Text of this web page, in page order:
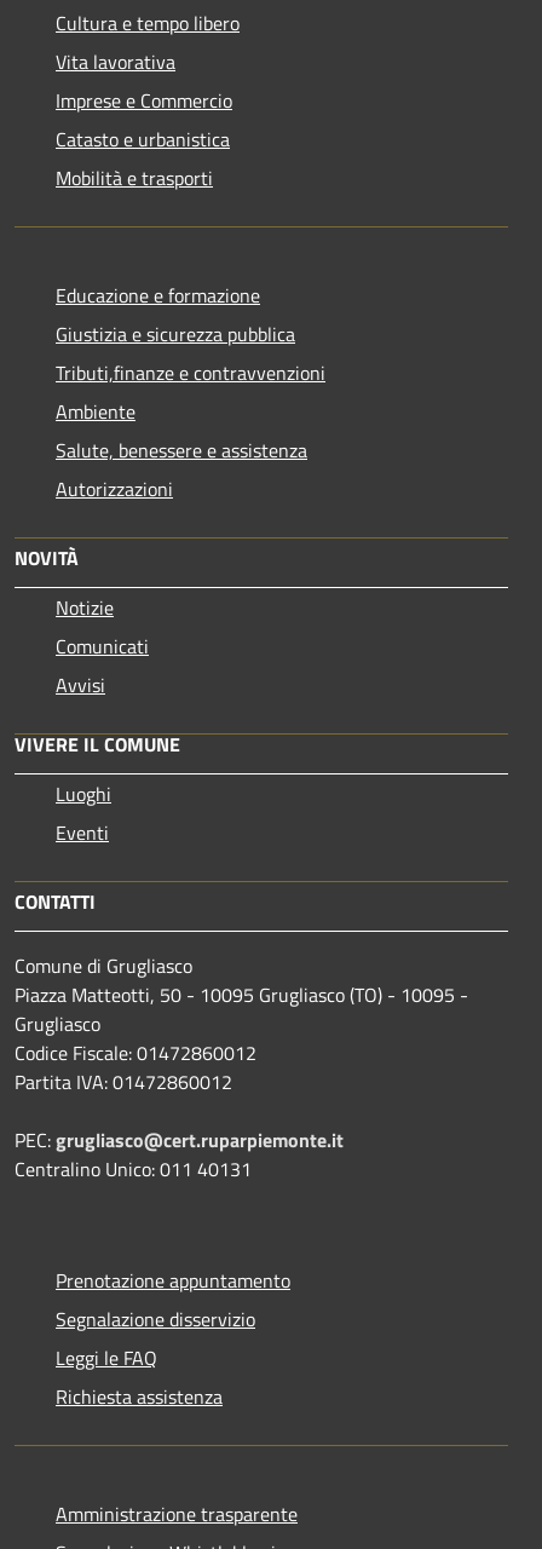
Cultura e tempo libero
Vita lavorativa
Imprese e Commercio
Catasto e urbanistica
Mobilità e trasporti
Educazione e formazione
Giustizia e sicurezza pubblica
Tributi,finanze e contravvenzioni
Ambiente
Salute, benessere e assistenza
Autorizzazioni
NOVITÀ
Notizie
Comunicati
Avvisi
VIVERE IL COMUNE
Luoghi
Eventi
CONTATTI
Comune di Grugliasco
Piazza Matteotti, 50 - 10095 Grugliasco (TO) - 10095 -
Grugliasco
Codice Fiscale: 01472860012
Partita IVA: 01472860012
PEC:grugliasco@cert.ruparpiemonte.it
Centralino Unico: 011 40131
Prenotazione appuntamento
Segnalazione disservizio
Leggi le FAQ
Richiesta assistenza
Amministrazione trasparente